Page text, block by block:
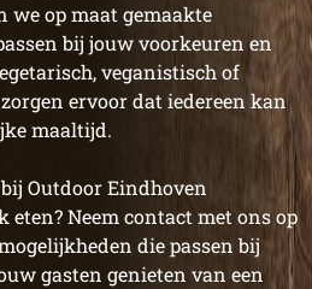
we op maat gemaakte
bij jouw voorkeuren en
veganistisch of
ervoor dat iedereen kan
maaltijd.
Outdoor Eindhoven
Neem contact met ons op
die passen bij
gasten genieten van een